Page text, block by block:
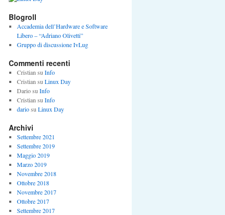
Blogroll
Accademia dell’Hardware e Software
Libero – “Adriano Olivetti”
Gruppo di discussione IvLug
Commenti recenti
Cristian su Info
Cristian su Linux Day
Dariosu Info
Cristian su Info
dariosu Linux Day
Archivi
Settembre 2021
Settembre 2019
Maggio 2019
Marzo 2019
Novembre 2018
Ottobre 2018
Novembre 2017
Ottobre 2017
Settembre 2017